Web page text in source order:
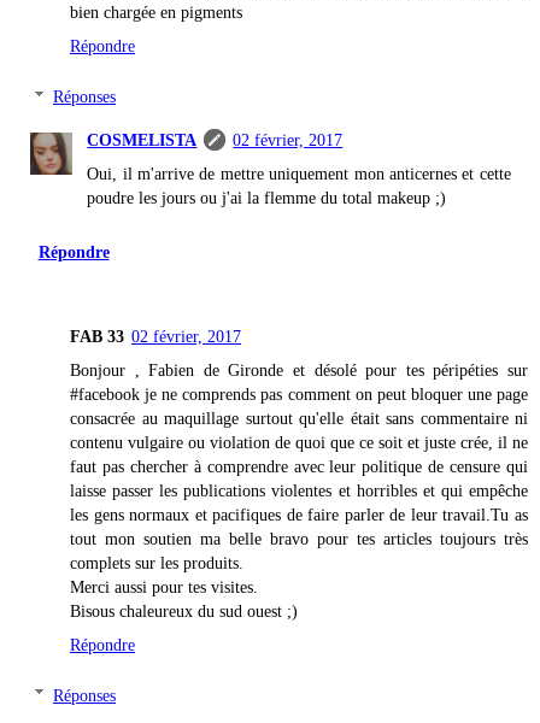
bien chargée en pigments
Répondre
Réponses
COSMELISTA
02 février, 2017
Oui, il m'arrive de mettre uniquement mon anticernes et cette
poudre les jours ou j'ai la flemme du total makeup ;)
Répondre
FAB 33 02 février, 2017
Bonjour , Fabien de Gironde et désolé pour tes péripéties sur
#facebook je ne comprends pas comment on peut bloquer une page
consacrée au maquillage surtout qu'elle était sans commentaire ni
contenu vulgaire ou violation de quoi que ce soit et juste crée, il ne
faut pas chercher à comprendre avec leur politique de censure qui
laisse passer les publications violentes et horribles et qui empêche
les gens normaux et pacifiques de faire parler de leur travail.Tu as
tout mon soutien ma belle bravo pour tes articles toujours très
complets sur les produits.
Merci aussi pour tes visites.
Bisous chaleureux du sud ouest ;)
Répondre
Réponses